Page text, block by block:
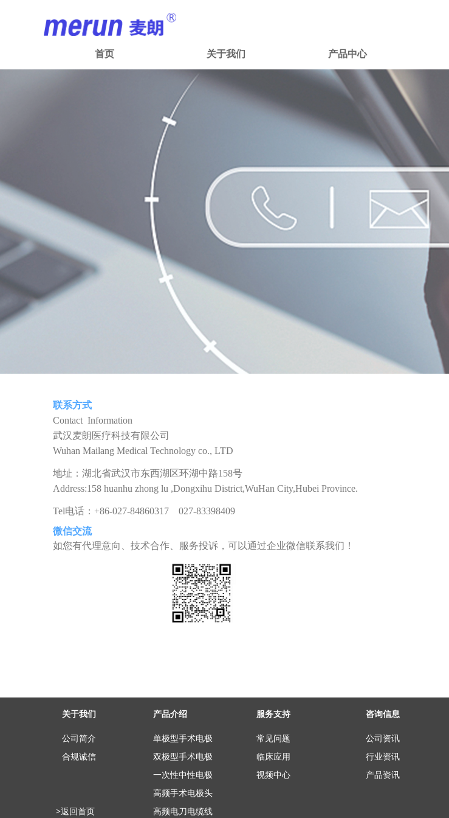
首页 关于我们 产品中心
产品中心
联系方式
Contact Information
武汉麦朗医疗科技有限公司
Wuhan Mailang Medical Technology co., LTD
地址：湖北省武汉市东西湖区环湖中路158号
Address:158 huanhu zhong lu ,Dongxihu District,WuHan City,Hubei Province.
Tel电话：+86-027-84860317 027-83398409
E-mail邮箱：whmerun@163.com Website网址：http://merun-med.com
微信交流
如您有代理意向、技术合作、服务投诉，可以通过企业微信联系我们！
关于我们
​​​​​​​公司简介
合规诚信
>返回首页
产品介绍 服务支持 咨询信息
单极型手术电极
双极型手术电极
一次性中性电极
高频手术电极头
高频电刀电缆线
常见问题
临床应用
视频中心
公司资讯
行业资讯
产品资讯